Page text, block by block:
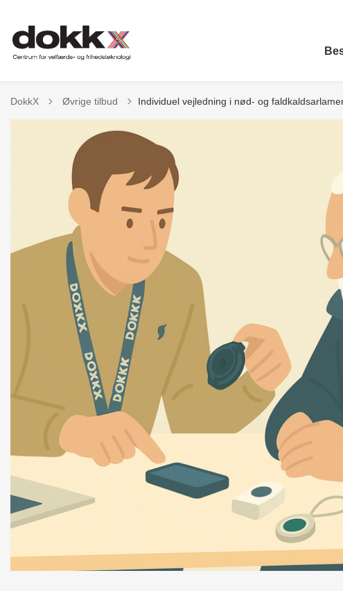
DokkX Tilbage til
Øvrige tilbud Individuel vejledning i nød- og